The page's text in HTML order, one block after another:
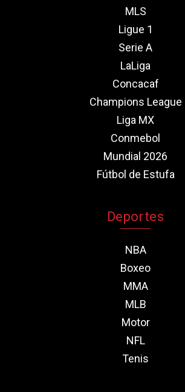
MLS
Ligue 1
Serie A
LaLiga
Concacaf
Champions League
Liga MX
Conmebol
Mundial 2026
Fútbol de Estufa
Deportes
NBA
Boxeo
MMA
MLB
Motor
NFL
Tenis